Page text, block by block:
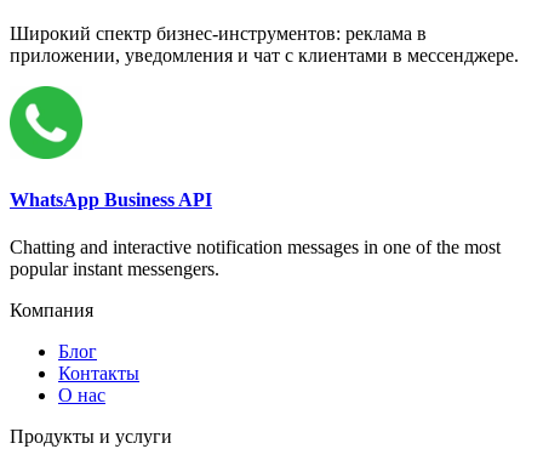
Широкий спектр бизнес-инструментов: реклама в
приложении, уведомления и чат с клиентами в мессенджере.
WhatsApp Business API
Chatting and interactive notification messages in one of the most
popular instant messengers.
Компания
Блог
Контакты
О нас
Продукты и услуги